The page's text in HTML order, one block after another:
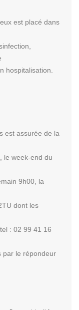
est placé dans
hospitalisation.
est assurée de la
le week-end du
9h00, la
dont les
: 02 99 41 16
par le répondeur